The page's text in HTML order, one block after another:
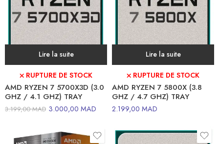
Lire la suite
⛌ RUPTURE DE STOCK
AMD RYZEN 7 5700X3D (3.0
GHZ / 4.1 GHZ) TRAY
3.199,00MAD 3.000,00 MAD
Lire la suite
⛌ RUPTURE DE STOCK
AMD RYZEN 7 5800X (3.8
GHZ / 4.7 GHZ) TRAY
2.199,00 MAD